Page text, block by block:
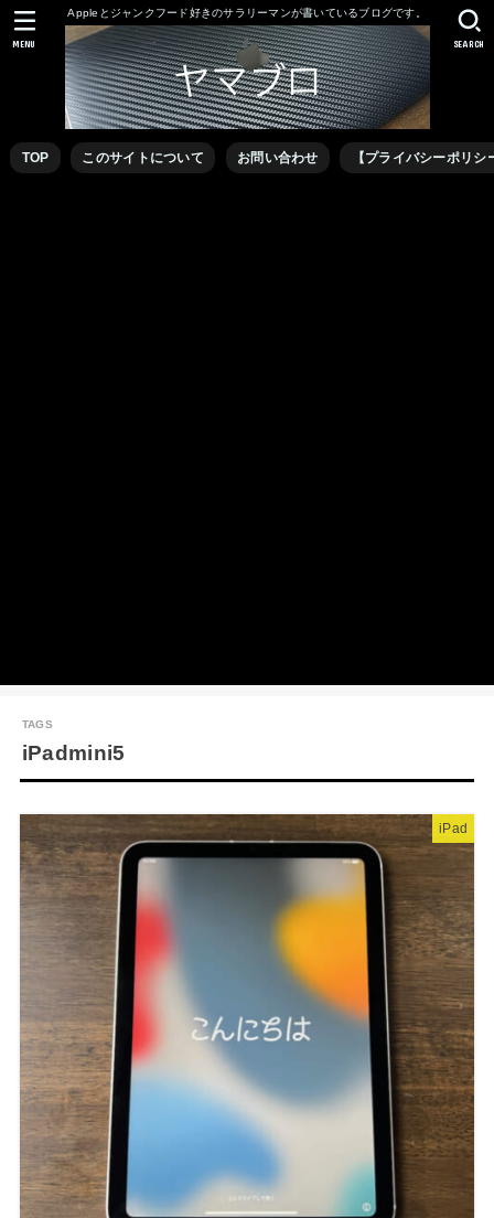
Appleとジャンクフード好きのサラリーマンが書いているブログです。
TOP このサイトについて お問い合わせ 【プライバシーポリシ
SEARCH
MENU
iPadmini5
iPad